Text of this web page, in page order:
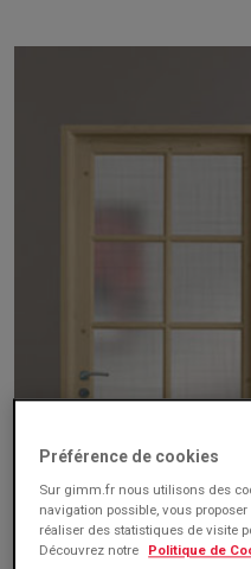
Préférence de cookies
Sur gimm.fr nous utilisons des
navigation possible, vous
réaliser des statistiques de visite
Découvrez notre
Politique de